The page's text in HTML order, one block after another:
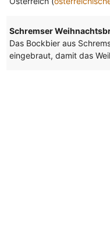
Schremser
Das Bockbier aus
eingebraut, damit das